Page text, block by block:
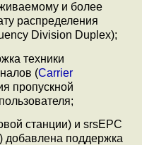
и более
распределения
Division Duplex);
техники
(Carrier
пропускной
станции) и srsEPC
добавлена поддержка